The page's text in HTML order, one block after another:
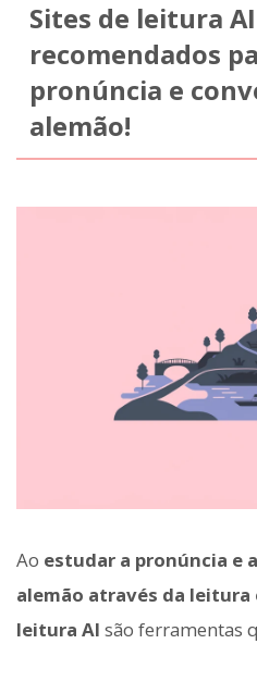
Sites de leitura
recomendados
pronúncia e
alemão!
Ao estudar a pronúncia e
alemão através da leitura
leitura AI são ferramentas